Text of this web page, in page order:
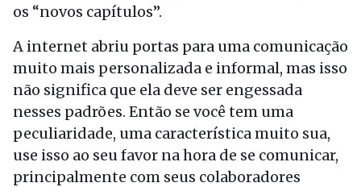
os “novos capítulos”.
A internet abriu portas para uma comunicação
muito mais personalizada e informal, mas isso
não significa que ela deve ser engessada
nesses padrões. Então se você tem uma
peculiaridade, uma característica muito sua,
use isso ao seu favor na hora de se comunicar,
principalmente com seus colaboradores